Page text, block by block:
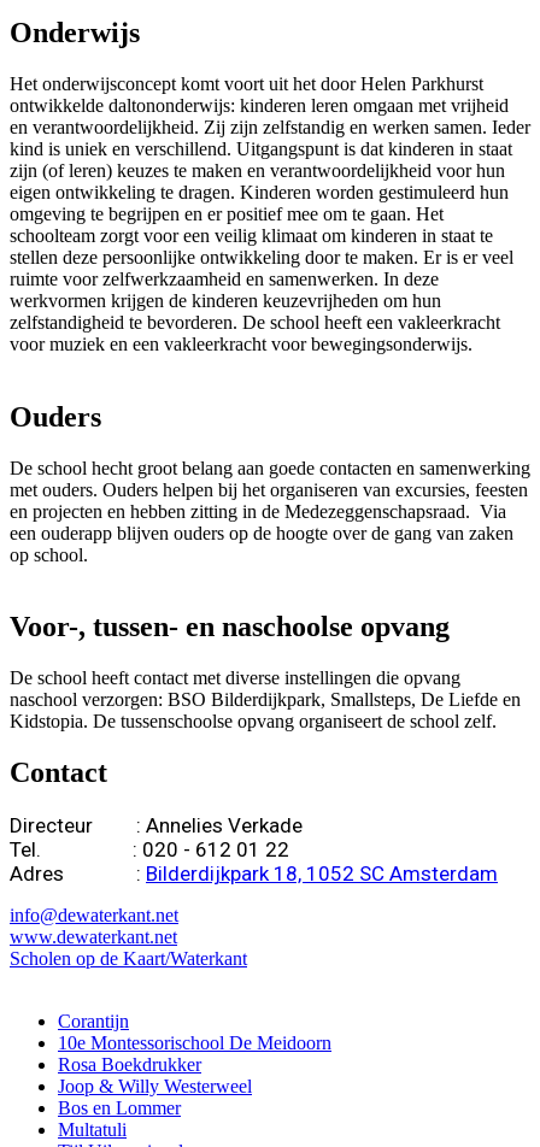
Onderwijs
Het onderwijsconcept komt voort uit het door Helen Parkhurst
ontwikkelde daltononderwijs: kinderen leren omgaan met vrijheid
en verantwoordelijkheid. Zij zijn zelfstandig en werken samen. Ieder
kind is uniek en verschillend. Uitgangspunt is dat kinderen in staat
zijn (of leren) keuzes te maken en verantwoordelijkheid voor hun
eigen ontwikkeling te dragen. Kinderen worden gestimuleerd hun
omgeving te begrijpen en er positief mee om te gaan. Het
schoolteam zorgt voor een veilig klimaat om kinderen in staat te
stellen deze persoonlijke ontwikkeling door te maken. Er is er veel
ruimte voor zelfwerkzaamheid en samenwerken. In deze
werkvormen krijgen de kinderen keuzevrijheden om hun
zelfstandigheid te bevorderen. De school heeft een vakleerkracht
voor muziek en een vakleerkracht voor bewegingsonderwijs.
Ouders
De school hecht groot belang aan goede contacten en samenwerking
met ouders. Ouders helpen bij het organiseren van excursies, feesten
en projecten en hebben zitting in de Medezeggenschapsraad. Via
een ouderapp blijven ouders op de hoogte over de gang van zaken
op school.
Voor-, tussen- en naschoolse opvang
De school heeft contact met diverse instellingen die opvang
naschool verzorgen: BSO Bilderdijkpark, Smallsteps, De Liefde en
Kidstopia. De tussenschoolse opvang organiseert de school zelf.
Contact
Directeur : Annelies Verkade
Tel. : 020 - 612 01 22
Adres : Bilderdijkpark 18, 1052 SC Amsterdam
info@dewaterkant.net
www.dewaterkant.net
Scholen op de Kaart/Waterkant
Corantijn
10e Montessorischool De Meidoorn
Rosa Boekdrukker
Joop & Willy Westerweel
Bos en Lommer
Multatuli